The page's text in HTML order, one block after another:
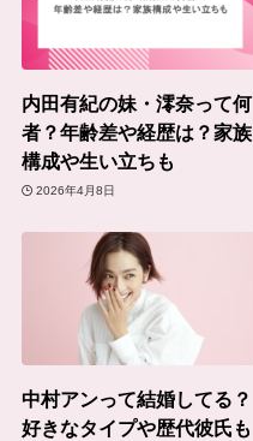
内田有紀の妹・澪奈って何
者？年齢差や経歴は？家族
構成や生い立ちも
2026年4月8日
中村アンって結婚してる？
好きなタイプや歴代彼氏も